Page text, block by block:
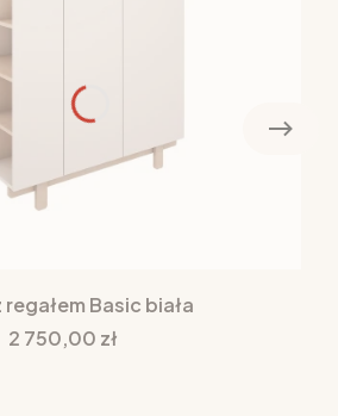
Basic biała
Cena
2 750,00 zł